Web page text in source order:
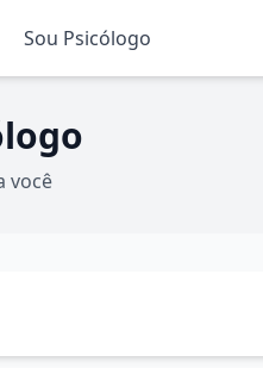
Sou Psicólogo
você